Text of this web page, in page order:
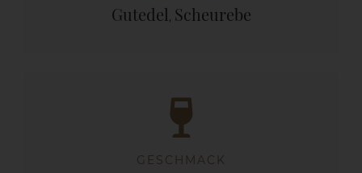
Gutedel, Scheurebe
GESCHMACK